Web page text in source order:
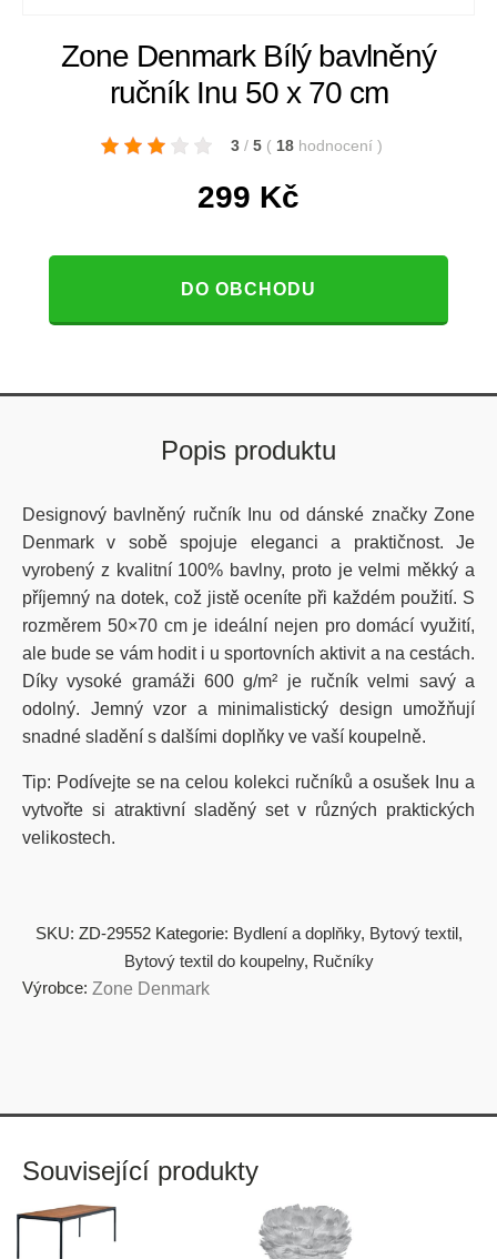
Zone Denmark Bílý bavlněný
ručník Inu 50 x 70 cm
3 / 5 ( 18 hodnocení )
299 Kč
DO OBCHODU
Popis produktu
Designový bavlněný ručník Inu od dánské značky Zone
Denmark v sobě spojuje eleganci a praktičnost. Je
vyrobený z kvalitní 100% bavlny, proto je velmi měkký a
příjemný na dotek, což jistě oceníte při každém použití. S
rozměrem 50×70 cm je ideální nejen pro domácí využití,
ale bude se vám hodit i u sportovních aktivit a na cestách.
Díky vysoké gramáži 600 g/m² je ručník velmi savý a
odolný. Jemný vzor a minimalistický design umožňují
snadné sladění s dalšími doplňky ve vaší koupelně.
Tip: Podívejte se na celou kolekci ručníků a osušek Inu a
vytvořte si atraktivní sladěný set v různých praktických
velikostech.
SKU: ZD-29552 Kategorie: Bydlení a doplňky, Bytový textil,
Bytový textil do koupelny, Ručníky
Výrobce: Zone Denmark
Související produkty